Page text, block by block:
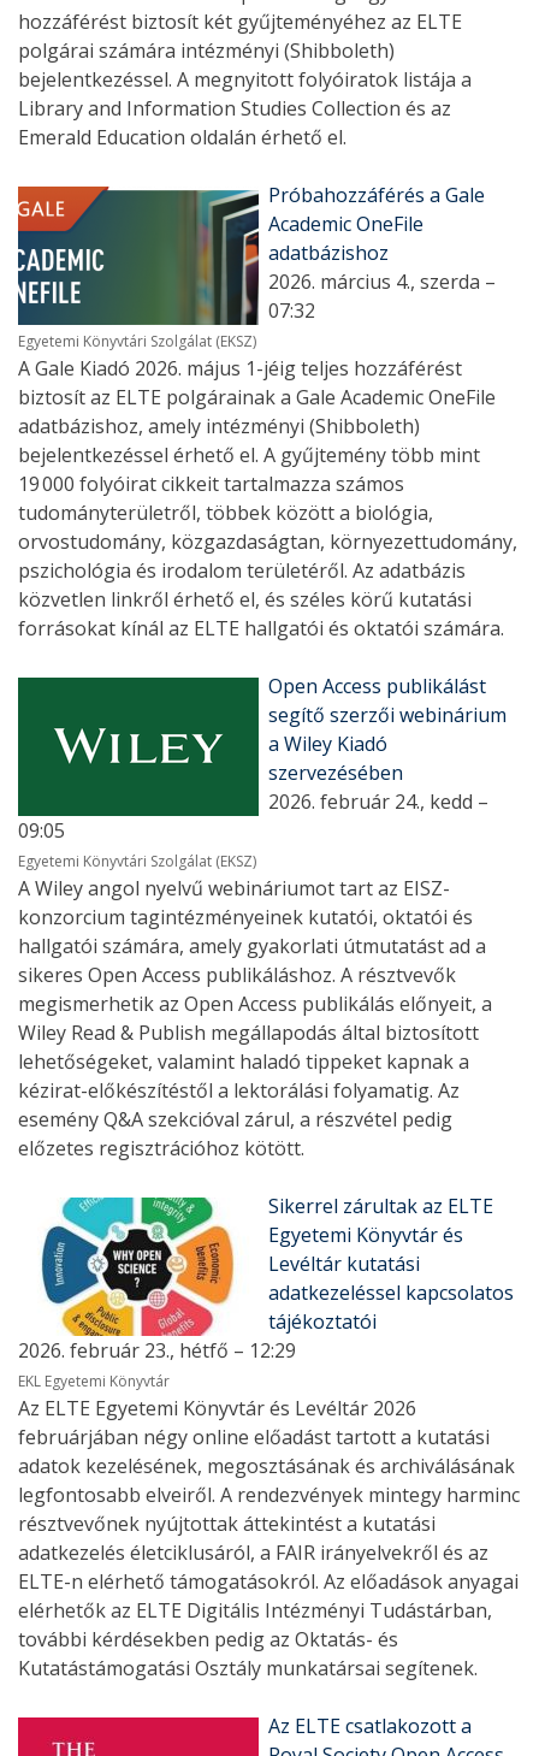
hozzáférést biztosít két gyűjteményéhez az ELTE
polgárai számára intézményi (Shibboleth)
bejelentkezéssel. A megnyitott folyóiratok listája a
Library and Information Studies Collection és az
Emerald Education oldalán érhető el.
Próbahozzáférés a Gale
Academic OneFile
adatbázishoz
2026. március 4., szerda –
07:32
Egyetemi Könyvtári Szolgálat (EKSZ)
A Gale Kiadó 2026. május 1-jéig teljes hozzáférést
biztosít az ELTE polgárainak a Gale Academic OneFile
adatbázishoz, amely intézményi (Shibboleth)
bejelentkezéssel érhető el. A gyűjtemény több mint
19 000 folyóirat cikkeit tartalmazza számos
tudományterületről, többek között a biológia,
orvostudomány, közgazdaságtan, környezettudomány,
pszichológia és irodalom területéről. Az adatbázis
közvetlen linkről érhető el, és széles körű kutatási
forrásokat kínál az ELTE hallgatói és oktatói számára.
Open Access publikálást
segítő szerzői webinárium
a Wiley Kiadó
szervezésében
2026. február 24., kedd –
09:05
Egyetemi Könyvtári Szolgálat (EKSZ)
A Wiley angol nyelvű webináriumot tart az EISZ-
konzorcium tagintézményeinek kutatói, oktatói és
hallgatói számára, amely gyakorlati útmutatást ad a
sikeres Open Access publikáláshoz. A résztvevők
megismerhetik az Open Access publikálás előnyeit, a
Wiley Read & Publish megállapodás által biztosított
lehetőségeket, valamint haladó tippeket kapnak a
kézirat-előkészítéstől a lektorálási folyamatig. Az
esemény Q&A szekcióval zárul, a részvétel pedig
előzetes regisztrációhoz kötött.
Sikerrel zárultak az ELTE
Egyetemi Könyvtár és
Levéltár kutatási
adatkezeléssel kapcsolatos
tájékoztatói
2026. február 23., hétfő – 12:29
EKL Egyetemi Könyvtár
Az ELTE Egyetemi Könyvtár és Levéltár 2026
februárjában négy online előadást tartott a kutatási
adatok kezelésének, megosztásának és archiválásának
legfontosabb elveiről. A rendezvények mintegy harminc
résztvevőnek nyújtottak áttekintést a kutatási
adatkezelés életciklusáról, a FAIR irányelvekről és az
ELTE-n elérhető támogatásokról. Az előadások anyagai
elérhetők az ELTE Digitális Intézményi Tudástárban,
további kérdésekben pedig az Oktatás- és
Kutatástámogatási Osztály munkatársai segítenek.
Az ELTE csatlakozott a